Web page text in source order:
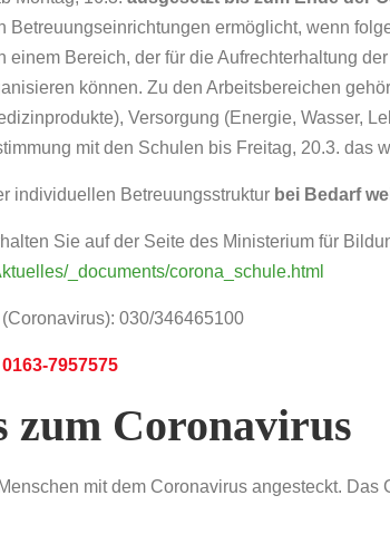
Betreuungseinrichtungen ermöglicht, wenn
Bereich, der für die Aufrechterhaltung
können. Zu den Arbeitsbereichen
Versorgung (Energie, Wasser,
mit den Schulen bis Freitag, 20.3. das
individuellen Betreuungsstruktur bei Bedarf
Sie auf der Seite des Ministerium für
_documents/corona_schule.html
030/346465100
7957575
zum Corona­­­­virus
mit dem Coronavirus angesteckt.